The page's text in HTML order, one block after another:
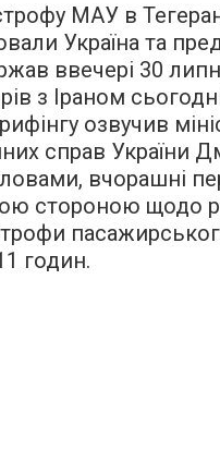
МАУ в
Україна та
ввечері 30
з Іраном
озвучив
справ України
вчорашні
стороною щодо
годин.